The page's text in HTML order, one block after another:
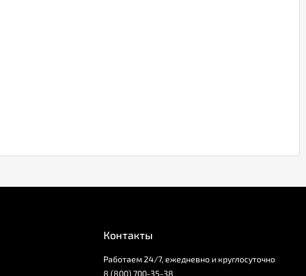
Контакты
Работаем 24/7, ежедневно и круглосуточно
8 (800) 700-35-38